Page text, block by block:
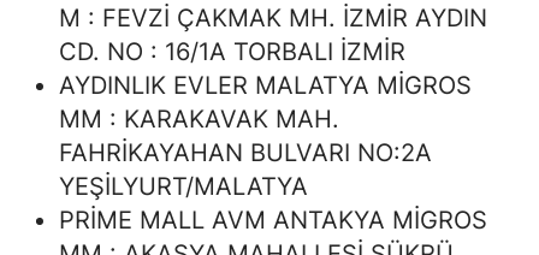
M : FEVZİ ÇAKMAK MH. İZMİR AYDIN
CD. NO : 16/1A TORBALI İZMİR
AYDINLIK EVLER MALATYA MİGROS
MM : KARAKAVAK MAH.
FAHRİKAYAHAN BULVARI NO:2A
YEŞİLYURT/MALATYA
PRİME MALL AVM ANTAKYA MİGROS